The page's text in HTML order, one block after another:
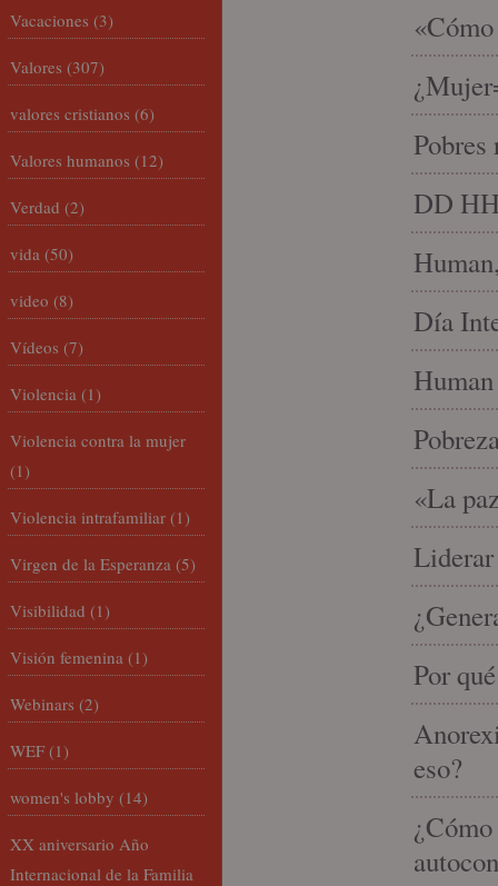
DD
Día
«La
Liderar
Por
eso?
Vacaciones (3)
Valores (307)
valores cristianos (6)
Valores humanos (12)
Verdad (2)
vida (50)
video (8)
Vídeos (7)
Violencia (1)
Violencia contra la mujer
(1)
Violencia intrafamiliar (1)
Virgen de la Esperanza (5)
Visibilidad (1)
Visión femenina (1)
Webinars (2)
WEF (1)
women's lobby (14)
XX aniversario Año
Internacional de la Familia